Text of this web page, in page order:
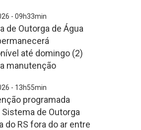
- 09h33min
de Outorga de Água
até domingo (2)
manutenção
- 13h55min
programada
Sistema de Outorga
do RS fora do ar entre